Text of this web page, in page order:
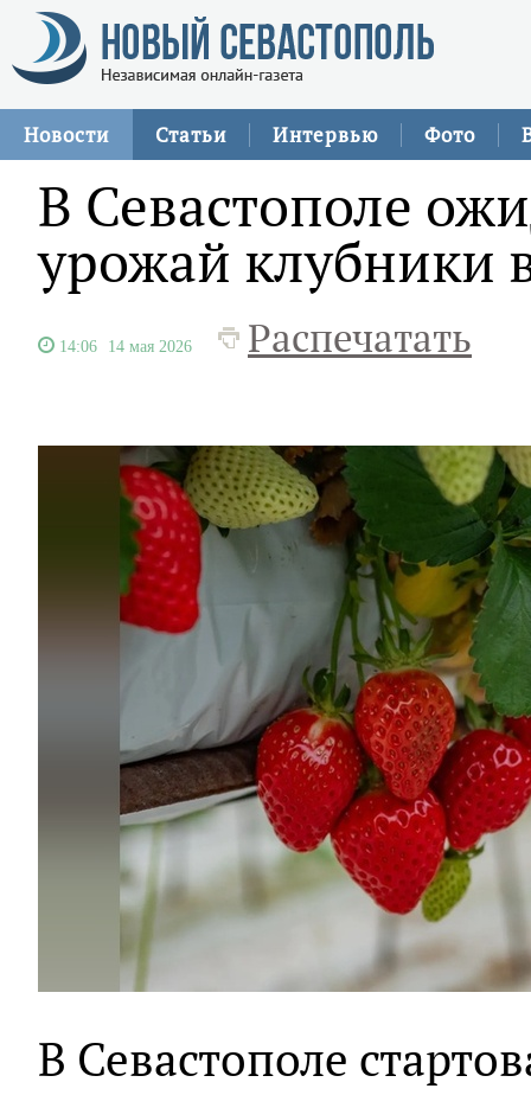
Новости Статьи Интервью Фото
В Севастополе
урожай клубники
14:06 14 мая 2026 Распечатать
В Севастополе